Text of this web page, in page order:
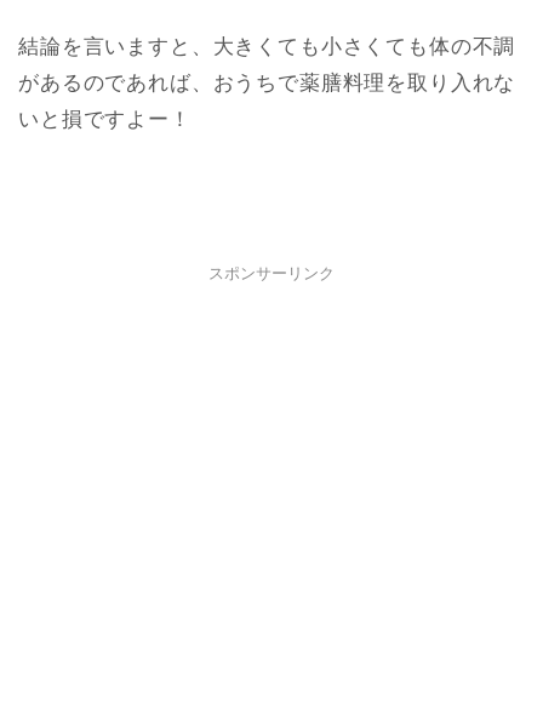
結論を言いますと、大きくても小さくても体の不調
があるのであれば、おうちで薬膳料理を取り入れな
いと損ですよー！
スポンサーリンク